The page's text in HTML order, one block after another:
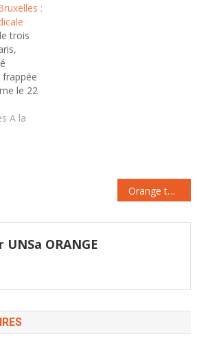
TUC. :
trois
le 22
la
le
la
barbarie
A la
Orange tourne la page de « Conquêtes 2015 » et dévoile le plan « Essentiels 2020 »
ORANGE